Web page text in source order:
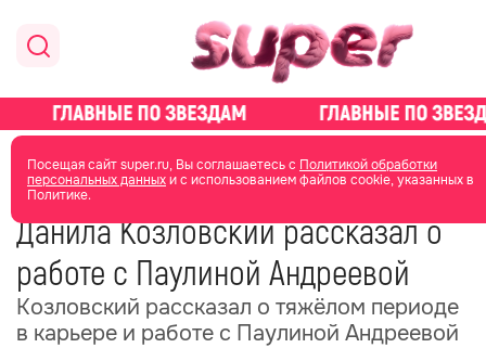
Посещая сайт super.ru, Вы соглашаетесь с Политикой обработки
персональных данныхи с использованием файлов cookie, указанных в
Политике.
главная новости о звездах новости
18 мая 04:57
Данила Козловский рассказал о
работе с Паулиной Андреевой
Козловский рассказал о тяжёлом периоде
в карьере и работе с Паулиной Андреевой